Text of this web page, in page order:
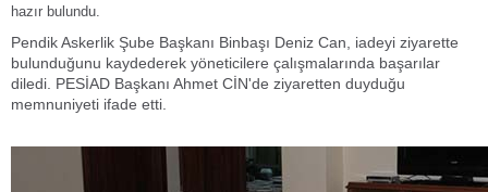
hazır bulundu.
Pendik Askerlik Şube Başkanı Binbaşı Deniz Can, iadeyi ziyarette
bulunduğunu kaydederek yöneticilere çalışmalarında başarılar
diledi. PESİAD Başkanı Ahmet CİN'de ziyaretten duyduğu
memnuniyeti ifade etti.